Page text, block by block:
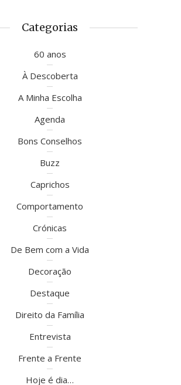
Categorias
60 anos
À Descoberta
A Minha Escolha
Agenda
Bons Conselhos
Buzz
Caprichos
Comportamento
Crónicas
De Bem com a Vida
Decoração
Destaque
Direito da Família
Entrevista
Frente a Frente
Hoje é dia…